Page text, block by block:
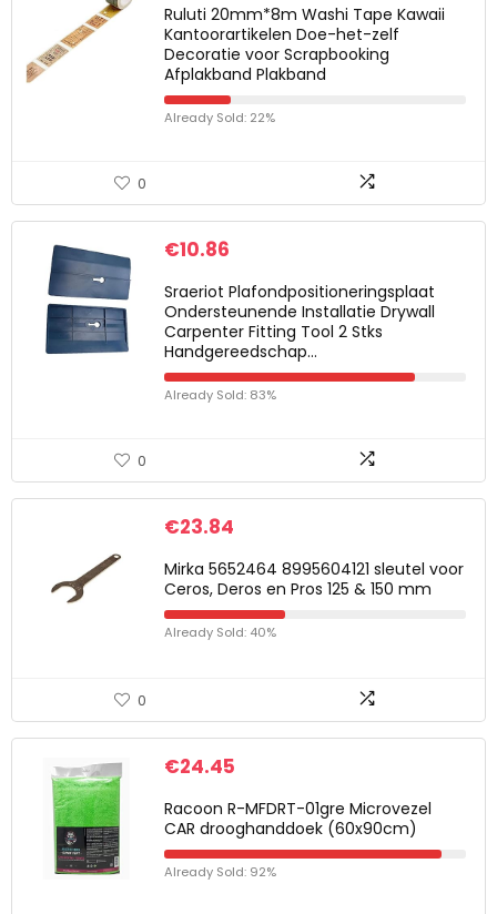
Ruluti 20mm*8m Washi Tape Kawaii
Kantoorartikelen Doe-het-zelf
Decoratie voor Scrapbooking
Afplakband Plakband
Already Sold: 22%
0
€10.86
Sraeriot Plafondpositioneringsplaat
Ondersteunende Installatie Drywall
Carpenter Fitting Tool 2 Stks
Handgereedschap…
Already Sold: 83%
0
€23.84
Mirka 5652464 8995604121 sleutel voor
Ceros, Deros en Pros 125 & 150 mm
Already Sold: 40%
0
€24.45
Racoon R-MFDRT-01gre Microvezel
CAR drooghanddoek (60x90cm)
Already Sold: 92%